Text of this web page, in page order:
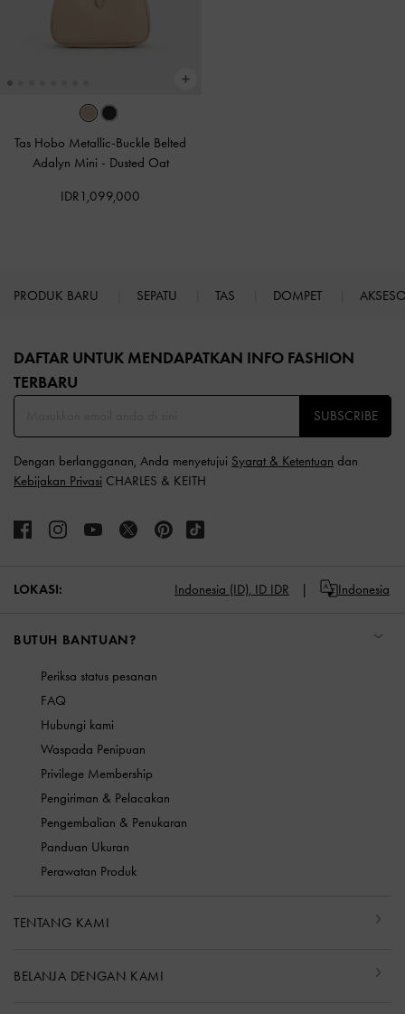
Tas Hobo Metallic-Buckle Belted
Adalyn Mini - Dusted Oat
IDR1,099,000
PRODUK BARU SEPATU TAS DOMPET
DAFTAR UNTUK MENDAPATKAN INFO FASHION
TERBARU​
SUBSCRIBE
Dengan berlangganan, Anda menyetujui Syarat & Ketentuan dan
Kebijakan Privasi CHARLES & KEITH
LOKASI: Indonesia (ID), ID IDR Indonesia
BUTUH BANTUAN?
Periksa status pesanan
FAQ
Hubungi kami
Waspada Penipuan
Privilege Membership
Pengiriman & Pelacakan
Pengembalian & Penukaran
Panduan Ukuran
Perawatan Produk
TENTANG KAMI
BELANJA DENGAN KAMI